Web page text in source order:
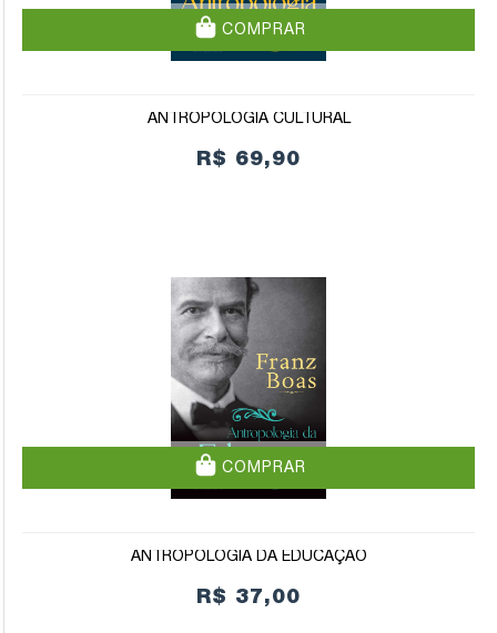
COMPRAR
ANTROPOLOGIA CULTURAL
R$ 69,90
COMPRAR
ANTROPOLOGIA DA EDUCAÇÃO
R$ 37,00